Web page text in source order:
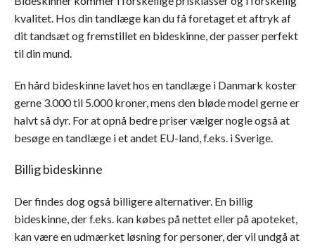
kvalitet. Hos din tandlæge kan du få foretaget et aftryk af
dit tandsæt og fremstillet en bideskinne, der passer perfekt
til din mund.
En hård bideskinne lavet hos en tandlæge i Danmark koster
gerne 3.000 til 5.000 kroner, mens den bløde model gerne er
halvt så dyr. For at opnå bedre priser vælger nogle også at
besøge en tandlæge i et andet EU-land, f.eks. i Sverige.
Billig bideskinne
Der findes dog også billigere alternativer. En billig
bideskinne, der f.eks. kan købes på nettet eller på apoteket,
kan være en udmærket løsning for personer, der vil undgå at